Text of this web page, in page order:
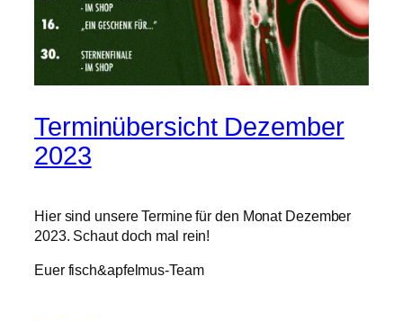
Terminübersicht Dezember
2023
Hier sind unsere Termine für den Monat Dezember
2023. Schaut doch mal rein!
Euer fisch&apfelmus-Team